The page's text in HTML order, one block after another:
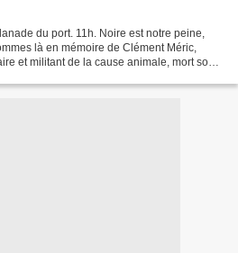
du port. 11h. Noire est notre peine,
là en mémoire de Clément Méric,
et militant de la cause animale, mort sous